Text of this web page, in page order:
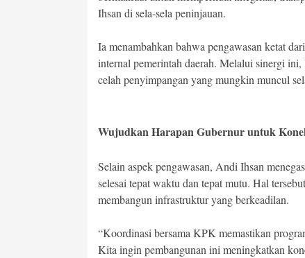
Ihsan di sela-sela peninjauan.
Ia menambahkan bahwa pengawasan ketat
internal pemerintah daerah. Melalui sinergi ini,
celah penyimpangan yang mungkin muncul
Wujudkan Harapan Gubernur untuk
Selain aspek pengawasan, Andi Ihsan
selesai tepat waktu dan tepat mutu. Hal
membangun infrastruktur yang berkeadilan.
“Koordinasi bersama KPK memastikan
Kita ingin pembangunan ini meningkatkan